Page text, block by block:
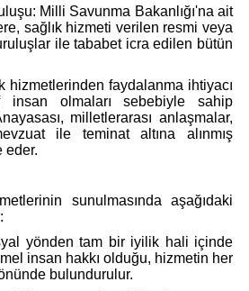
Milli Savunma Bakanlığı'na ait
sağlık hizmeti verilen resmi veya
ile tababet icra edilen bütün
hizmetlerinden faydalanma ihtiyacı
insan olmaları sebebiyle sahip
milletlerarası anlaşmalar,
ile teminat altına alınmış
eder.
sunulmasında aşağıdaki
yönden tam bir iyilik hali içinde
insan hakkı olduğu, hizmetin her
bulundurulur.